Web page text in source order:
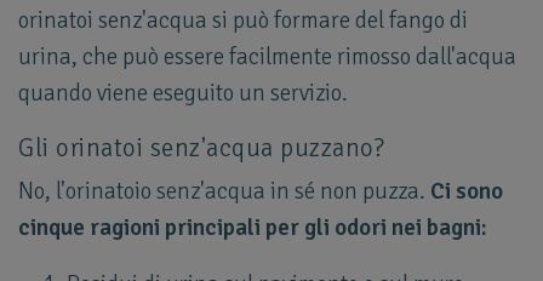
orinatoi senz'acqua si può formare del fango di
urina, che può essere facilmente rimosso dall'acqua
quando viene eseguito un servizio.
Gli orinatoi senz'acqua puzzano?
No, l'orinatoio senz'acqua in sé non puzza. Ci sono
cinque ragioni principali per gli odori nei bagni: